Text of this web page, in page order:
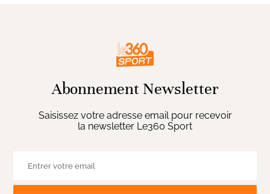
Abonnement Newsletter
Saisissez votre adresse email pour recevoir
la newsletter Le360 Sport